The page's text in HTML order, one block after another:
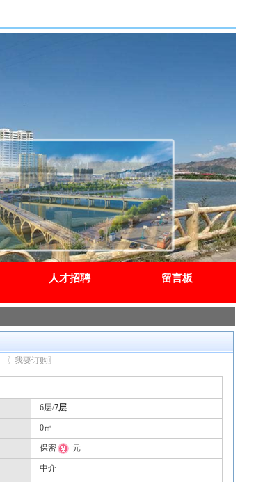
人才招聘 留言板
〖我要订购〗
6层/7层
0㎡
保密 元
中介